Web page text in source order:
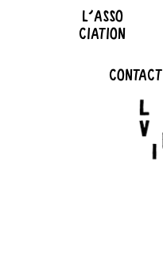
CONTACT
L'ASSO
CIATION